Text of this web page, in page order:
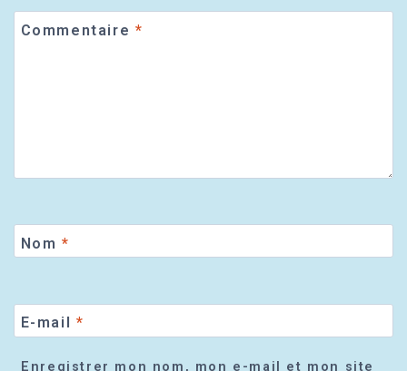
Commentaire *
Nom *
E-mail *
Enregistrer mon nom, mon e-mail et mon site